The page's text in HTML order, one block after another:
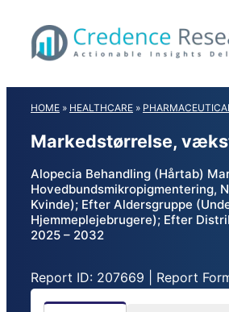
content
HOME » HEALTHCARE »
Markedstørrelse,
Alopecia Behandling (Hårtab)
Hovedbundsmikropigmentering,
Kvinde); Efter Aldersgruppe
Hjemmeplejebrugere); Efter
2025 – 2032
Report ID: 207669 | Report